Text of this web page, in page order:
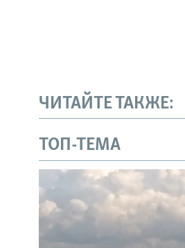
ЧИТАЙТЕ ТАКЖЕ:
ТОП-ТЕМА